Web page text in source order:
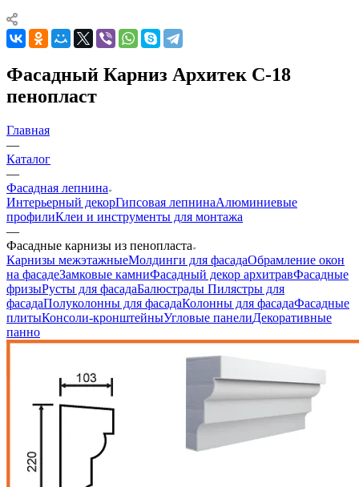
Фасадный Карниз Архитек C-18
пенопласт
Главная
—
Каталог
—
Фасадная лепнина
Интерьерный декорГипсовая лепнинаАлюминиевые
профилиКлеи и инструменты для монтажа
—
Фасадные карнизы из пенопласта
Карнизы межэтажныеМолдинги для фасадаОбрамление окон
на фасадеЗамковые камниФасадный декор архитравФасадные
фризыРусты для фасадаБалюстрады Пилястры для
фасадаПолуколонны для фасадаКолонны для фасадаФасадные
плитыКонсоли-кронштейныУгловые панелиДекоративные
панно